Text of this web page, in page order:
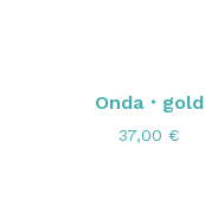
Onda・gold
37,00 €